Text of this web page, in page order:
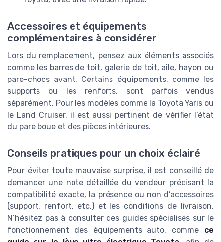
Accessoires et équipements
complémentaires à considérer
Lors du remplacement, pensez aux éléments associés
comme les barres de toit, galerie de toit, aile, hayon ou
pare-chocs avant. Certains équipements, comme les
supports ou les renforts, sont parfois vendus
séparément. Pour les modèles comme la Toyota Yaris ou
le Land Cruiser, il est aussi pertinent de vérifier l’état
du pare boue et des pièces intérieures.
Conseils pratiques pour un choix éclairé
Pour éviter toute mauvaise surprise, il est conseillé de
demander une note détaillée du vendeur précisant la
compatibilité exacte, la présence ou non d’accessoires
(support, renfort, etc.) et les conditions de livraison.
N’hésitez pas à consulter des guides spécialisés sur le
fonctionnement des équipements auto, comme ce